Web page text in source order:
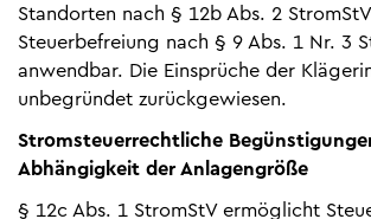
Standorten nach § 12b Abs. 2
Steuerbefreiung nach § 9 Abs. 1 Nr. 3
anwendbar. Die Einsprüche der
unbegründet zurückgewiesen.
Stromsteuerrechtliche
Abhängigkeit der Anlagengröße
§ 12c Abs. 1 StromStV ermöglicht